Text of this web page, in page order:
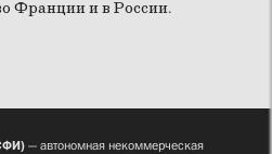
Франции и в России.
— автономная некоммерческая